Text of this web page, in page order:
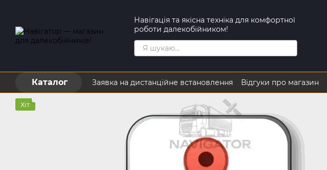
Навігація та якісна техніка для комфортної
роботи далекобійником!
Каталог Заявка на дистанційне встановлення Відгуки про магазин
Контактна інформація
Обмін та повернення
Хіт